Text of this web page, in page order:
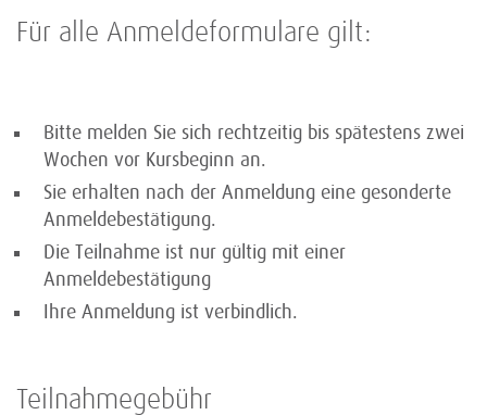
Für alle Anmeldeformulare gilt:
Bitte melden Sie sich rechtzeitig bis spätestens zwei
Wochen vor Kursbeginn an.
Sie erhalten nach der Anmeldung eine gesonderte
Anmeldebestätigung.
Die Teilnahme ist nur gültig mit einer
Anmeldebestätigung
Ihre Anmeldung ist verbindlich.
Teilnahmegebühr